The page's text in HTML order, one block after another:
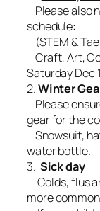
Please also
schedule:
(STEM &
Craft, Art,
Saturday Dec
2.Winter
Please
gear for the
Snowsuit,
water bottle.
3. Sick day
Colds, flus
more